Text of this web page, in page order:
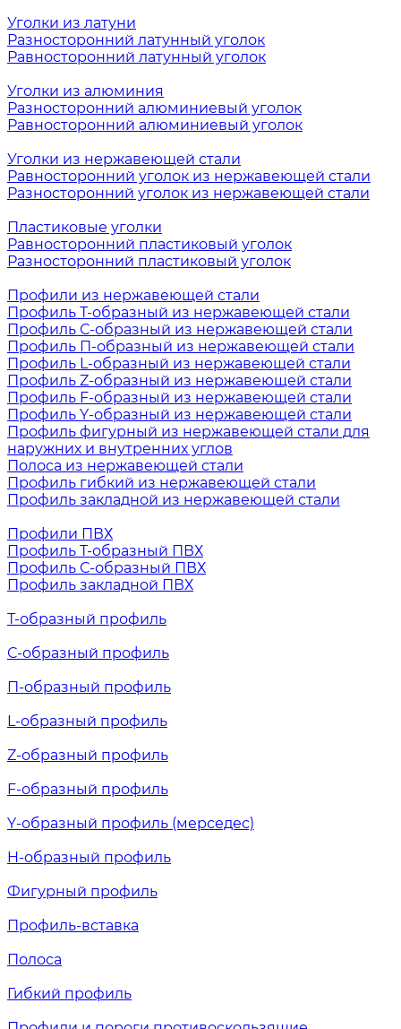
Уголки из латуни
Разносторонний латунный уголок
Равносторонний латунный уголок
Уголки из алюминия
Разносторонний алюминиевый уголок
Равносторонний алюминиевый уголок
Уголки из нержавеющей стали
Равносторонний уголок из нержавеющей стали
Разносторонний уголок из нержавеющей стали
Пластиковые уголки
Равносторонний пластиковый уголок
Разносторонний пластиковый уголок
Профили из нержавеющей стали
Профиль Т-образный из нержавеющей стали
Профиль С-образный из нержавеющей стали
Профиль П-образный из нержавеющей стали
Профиль L-образный из нержавеющей стали
Профиль Z-образный из нержавеющей стали
Профиль F-образный из нержавеющей стали
Профиль Y-образный из нержавеющей стали
Профиль фигурный из нержавеющей стали для
наружних и внутренних углов
Полоса из нержавеющей стали
Профиль гибкий из нержавеющей стали
Профиль закладной из нержавеющей стали
Профили ПВХ
Профиль Т-образный ПВХ
Профиль С-образный ПВХ
Профиль закладной ПВХ
Т-образный профиль
С-образный профиль
П-образный профиль
L-образный профиль
Z-образный профиль
F-образный профиль
Y-образный профиль (мерседес)
H-образный профиль
Фигурный профиль
Профиль-вставка
Полоса
Гибкий профиль